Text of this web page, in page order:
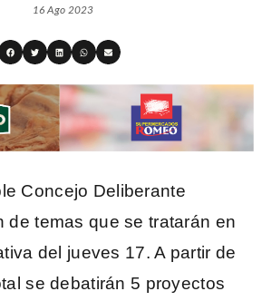
16 Ago 2023
Concejo Deliberante
de temas que se tratarán en
del jueves 17. A partir de
se debatirán 5 proyectos